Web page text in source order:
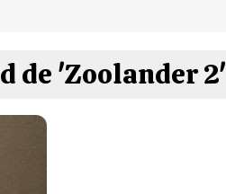
de 'Zoolander 2'